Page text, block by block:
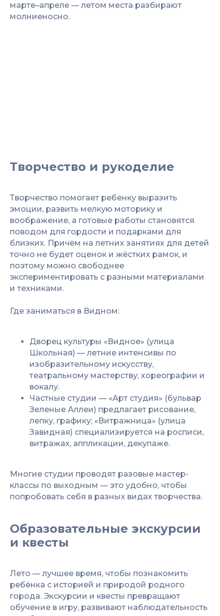
марте–апреле — летом места разбирают
молниеносно.
Творчество и рукоделие
Творчество помогает ребенку выразить
эмоции, развить мелкую моторику и
воображение, а готовые работы становятся
поводом для гордости и подарками для
близких. Причем на летних занятиях для детей
точно не будет оценок и жёстких рамок, и
поэтому можно свободнее
экспериментировать с разными материалами
и техниками.
Где заниматься в Видном:
Дворец культуры «Видное» (улица
Школьная) — летние интенсивы по
изобразительному искусству,
театральному мастерству, хореографии и
вокалу.
Частные студии — «Арт студия» (бульвар
Зеленые Аллеи) предлагает рисование,
лепку, графику; «Витражница» (улица
Завидная) специализируется на росписи,
витражах, аппликации, декупаже.
Многие студии проводят разовые мастер-
классы по выходным — это удобно, чтобы
попробовать себя в разных видах творчества.
Образовательные экскурсии
и квесты
Лето — лучшее время, чтобы познакомить
ребёнка с историей и природой родного
города. Экскурсии и квесты превращают
обучение в игру, развивают наблюдательность